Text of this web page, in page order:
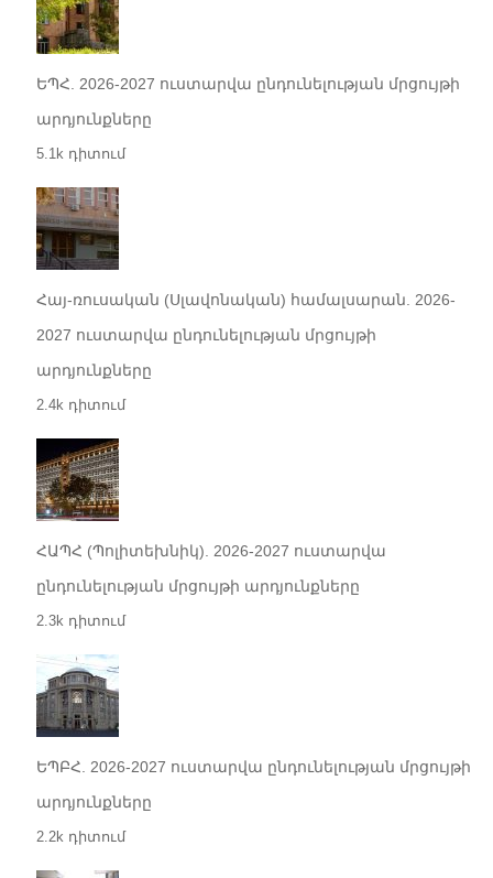
ԵՊՀ. 2026-2027 ուստարվա ընդունելության մրցույթի
արդյունքները
5.1k դիտում
Հայ-ռուսական (Սլավոնական) համալսարան. 2026-
2027 ուստարվա ընդունելության մրցույթի
արդյունքները
2.4k դիտում
ՀԱՊՀ (Պոլիտեխնիկ). 2026-2027 ուստարվա
ընդունելության մրցույթի արդյունքները
2.3k դիտում
ԵՊԲՀ. 2026-2027 ուստարվա ընդունելության մրցույթի
արդյունքները
2.2k դիտում